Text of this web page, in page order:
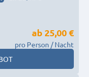
ab 25,00 €
pro Person / Nacht